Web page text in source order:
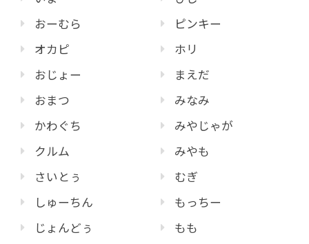
おーむら
オカピ
おじょー
おまつ
かわぐち
クルム
さいとぅ
しゅーちん
じょんどぅ
ピンキー
ホリ
まえだ
みなみ
みやじゃが
みやも
むぎ
もっちー
もも